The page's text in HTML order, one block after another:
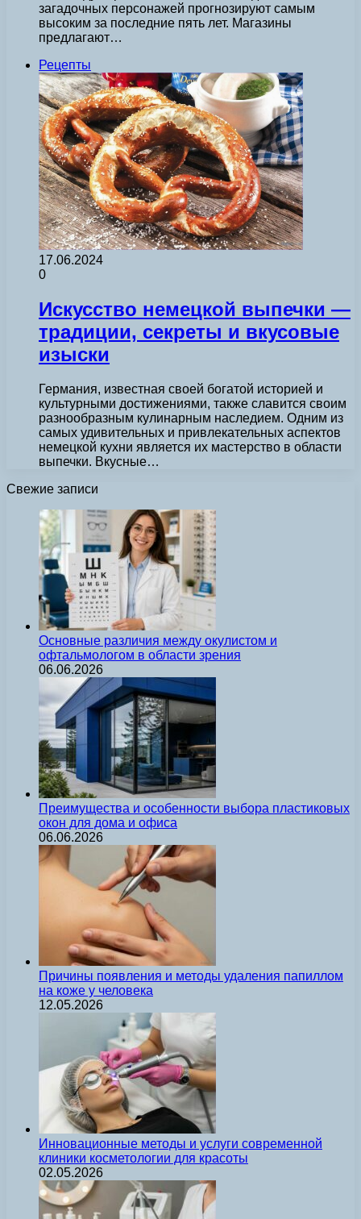
загадочных персонажей прогнозируют самым
высоким за последние пять лет. Магазины
предлагают…
Рецепты
17.06.2024
0
Искусство немецкой выпечки —
традиции, секреты и вкусовые
изыски
Германия, известная своей богатой историей и
культурными достижениями, также славится своим
разнообразным кулинарным наследием. Одним из
самых удивительных и привлекательных аспектов
немецкой кухни является их мастерство в области
выпечки. Вкусные…
Свежие записи
Основные различия между окулистом и
офтальмологом в области зрения
06.06.2026
Преимущества и особенности выбора пластиковых
окон для дома и офиса
06.06.2026
Причины появления и методы удаления папиллом
на коже у человека
12.05.2026
Инновационные методы и услуги современной
клиники косметологии для красоты
02.05.2026